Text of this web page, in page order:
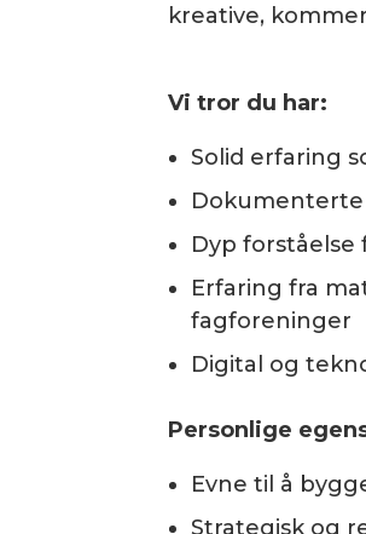
kreative,
Vi tror du har:
Solid erfaring
Dokumenterte
Dyp
Erfaring fra
fagforeninger
Digital og
Personlige
Evne til å
Strategisk og